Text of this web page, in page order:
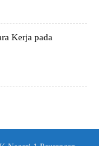
Kerja pada